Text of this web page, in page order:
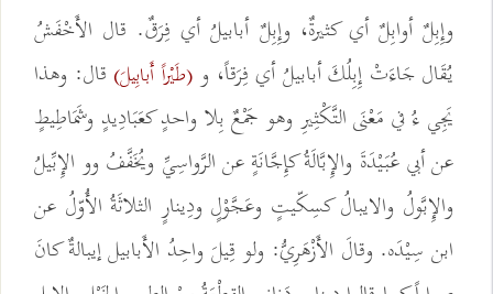
وإِبِلٌ أوابِلٌ أي كثيرةٌ، وإِبِلٌ أبابيلُ أي فِرَقٌ. قال الأَخْفَشُ
يُقَال جَاءَتْ إِبِلُكَ أبابيلُ أي فِرَقاً، و(طَيْراً أَبابِيلَ) قال: وهذا
يَجِي ءُ في مَعْنَى التَّكْثِيرِ وهو جَمْعٌ بِلا واحدٍ كعَبَادِيدٍ وشَمَاطِيطٍ
عن أبي عُبَيْدَةَ والإِبَّالَةُ كإِجَّانَةٍ عن الرَّواسِيِّ ويُخَفَّفُ وو الإِبِّيلُ
والإِبَّولُ والايبالُ كسِكّيتٍ وعَجَّوْلٍ ودِينارٍ الثلاثَةُ الأُوّلُ عن
ابن سِيْدَه. وقالَ الأَزْهَرِيُّ: ولو قِيلَ واحِدُ الأَبابيل إيبالةٌ كانَ